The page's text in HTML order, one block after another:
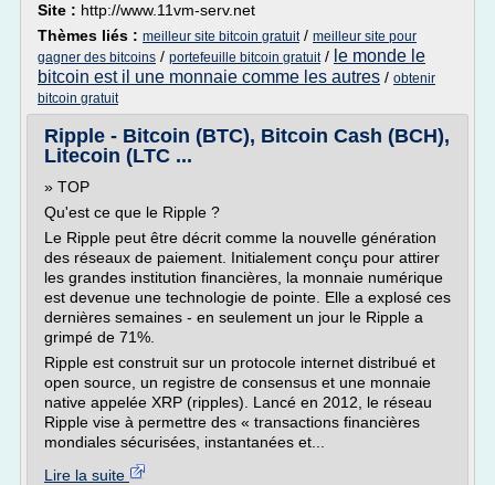
Site : http://www.11vm-serv.net
Thèmes liés : meilleur site bitcoin gratuit/ meilleur site pour
gagner des bitcoins / portefeuille bitcoin gratuit/ le monde le
bitcoin est il une monnaie comme les autres / obtenir
bitcoin gratuit
Ripple - Bitcoin (BTC), Bitcoin Cash (BCH),
Litecoin (LTC ...
» TOP
Qu'est ce que le Ripple ?
Le Ripple peut être décrit comme la nouvelle génération
des réseaux de paiement. Initialement conçu pour attirer
les grandes institution financières, la monnaie numérique
est devenue une technologie de pointe. Elle a explosé ces
dernières semaines - en seulement un jour le Ripple a
grimpé de 71%.
Ripple est construit sur un protocole internet distribué et
open source, un registre de consensus et une monnaie
native appelée XRP (ripples). Lancé en 2012, le réseau
Ripple vise à permettre des « transactions financières
mondiales sécurisées, instantanées et...
Lire la suite